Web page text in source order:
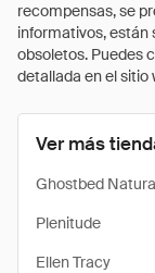
recompensas, se
informativos, están
obsoletos. Puedes
detallada en el sitio
Ver más
Ghostbed
Plenitude
Ellen Tracy